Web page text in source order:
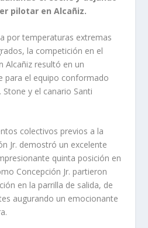
pilotar en Alcañiz.
por temperaturas extremas
la competición en el
Alcañiz resultó en un
para el equipo conformado
y el canario Santi
colectivos previos a la
Jr. demostró un excelente
quinta posición en
Concepción Jr. partieron
en la parrilla de salida, de
augurando un emocionante